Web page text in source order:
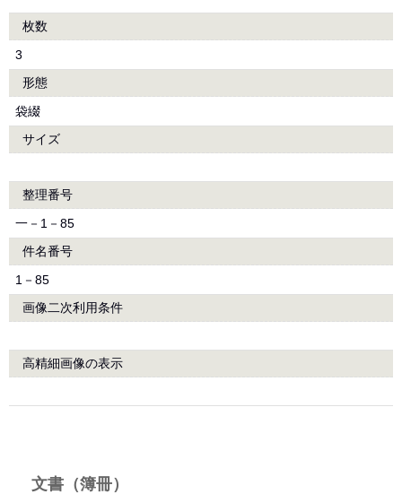
枚数
3
形態
袋綴
サイズ
整理番号
一－1－85
件名番号
1－85
画像二次利用条件
高精細画像の表示
文書（簿冊）